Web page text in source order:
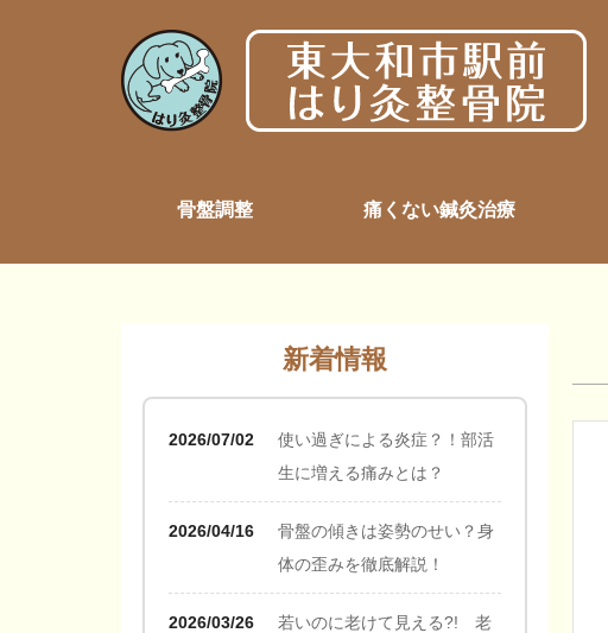
骨盤調整 痛くない鍼灸治療
新着情報
2026/07/02
使い過ぎによる炎症？！部活
生に増える痛みとは？
2026/04/16
骨盤の傾きは姿勢のせい？身
体の歪みを徹底解説！
2026/03/26
若いのに老けて見える?! 老